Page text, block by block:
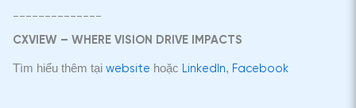
CXVIEW – WHERE VISION DRIVE IMPACTS
Tìm hiểu thêm tại website hoặc LinkedIn, Facebook